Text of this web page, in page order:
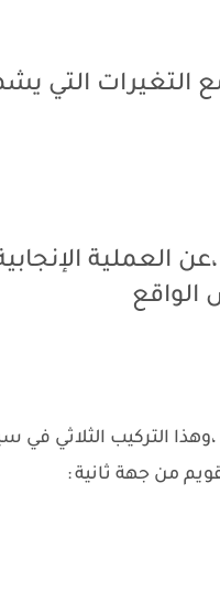
التغيرات التي
العملية
الواقع
التركيب الثلاثي في
من جهة ثانية .
: